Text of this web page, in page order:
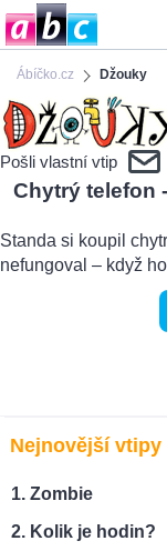
Ábíčko.cz Džouky
Pošli vlastní vtip
Chytrý telefon
Standa si koupil
nefungoval – když
Nejnovější vtipy
Zombie
Kolik je hodin?